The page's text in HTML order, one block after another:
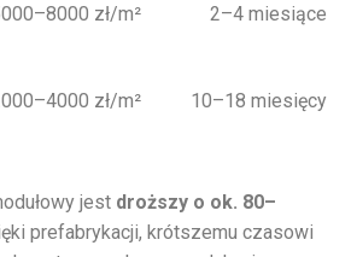
zł/m² 2–4 miesiące
zł/m² 10–18 miesięcy
jest droższy o ok. 80–
prefabrykacji, krótszemu czasowi